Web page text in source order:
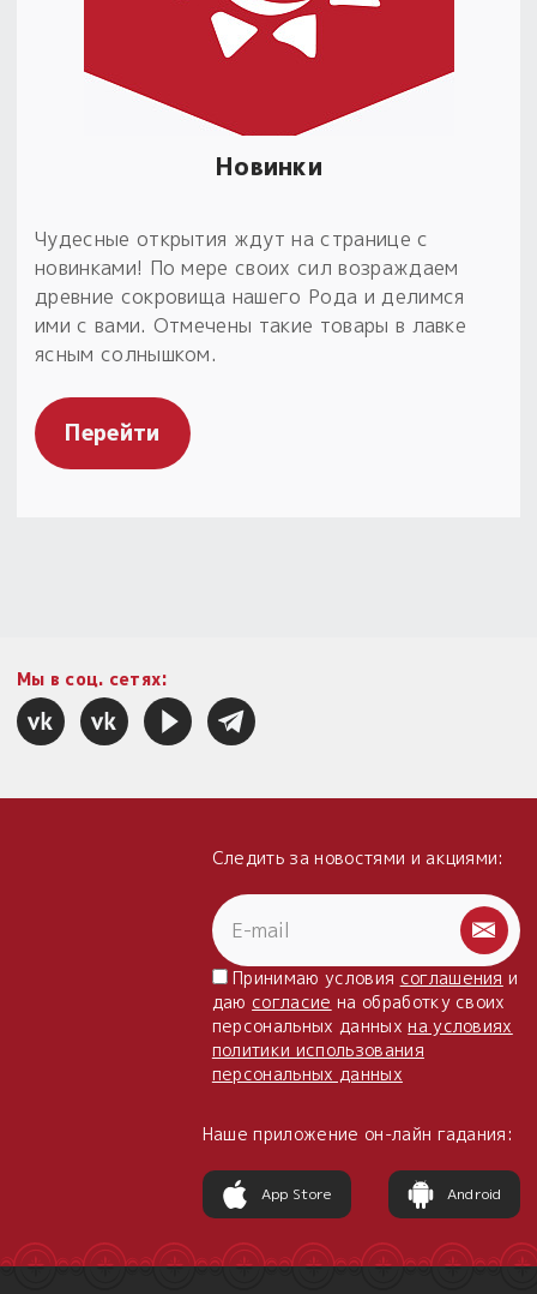
Новинки
Чудесные открытия ждут на странице с
новинками! По мере своих сил возраждаем
древние сокровища нашего Рода и делимся
ими с вами. Отмечены такие товары в лавке
ясным солнышком.
Перейти
Мы в соц. сетях:
Следить за новостями и акциями:
Принимаю условия соглашения и
даю согласие на обработку своих
персональных данныхна условиях
политики использования
персональных данных
Наше приложение он-лайн гадания:
App Store Android